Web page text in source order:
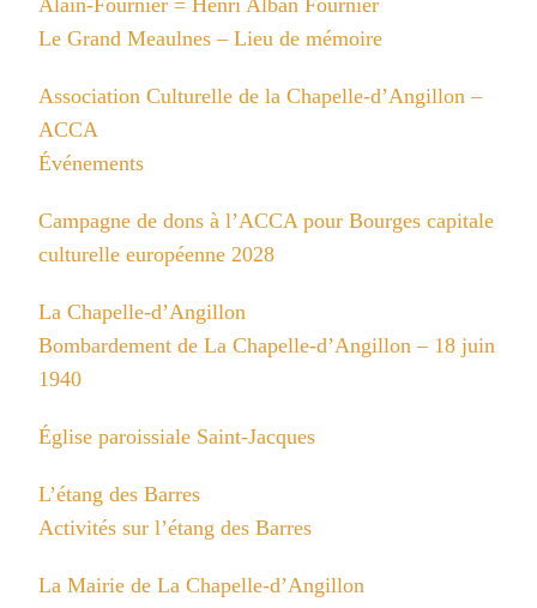
Alain-Fournier = Henri Alban Fournier
Le Grand Meaulnes – Lieu de mémoire
Association Culturelle de la Chapelle-d’Angillon –
ACCA
Événements
Campagne de dons à l’ACCA pour Bourges capitale
culturelle européenne 2028
La Chapelle-d’Angillon
Bombardement de La Chapelle-d’Angillon – 18 juin
1940
Église paroissiale Saint-Jacques
L’étang des Barres
Activités sur l’étang des Barres
La Mairie de La Chapelle-d’Angillon